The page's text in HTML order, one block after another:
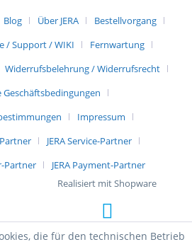
Blog Über JERA
Bestellvorgang
/ Support / WIKI
Fernwartung
Widerrufsbelehrung / Widerrufsrecht
Geschäftsbedingungen
Impressum
JERA Service-Partner
Partner
JERA Payment-Partner
Realisiert mit Shopware
die für den technischen Betrieb